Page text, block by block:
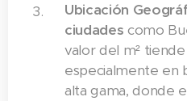
Ubicación
ciudades como
valor del m²
especialmente en
alta gama, donde